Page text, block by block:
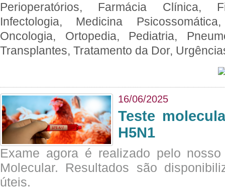
Perioperatórios, Farmácia Clínica,
Infectologia, Medicina
Oncologia, Ortopedia, Pediatria,
Transplantes, Tratamento da Dor,
16/06/2025
Teste
H5N1
Exame agora é realizado pelo
Molecular. Resultados são
úteis.